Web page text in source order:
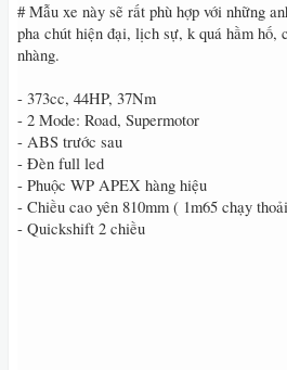
# Mẫu xe này sẽ rất phù hợp với những
pha chút hiện đại, lịch sự, k quá hầm hố,
nhàng.
- 373cc, 44HP, 37Nm
- 2 Mode: Road, Supermotor
- ABS trước sau
- Đèn full led
- Phuộc WP APEX hàng hiệu
- Chiều cao yên 810mm ( 1m65 chạy
- Quickshift 2 chiều